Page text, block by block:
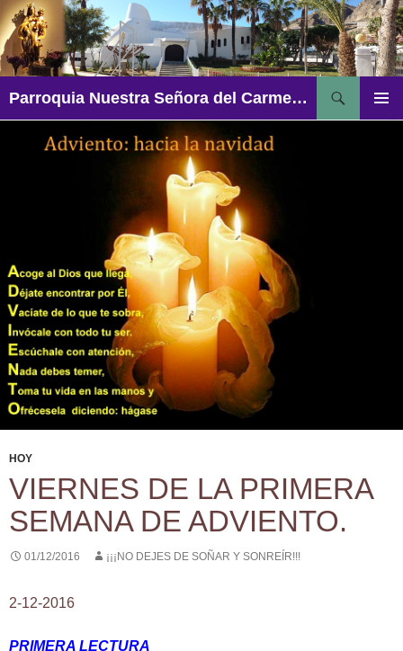
Saltar
al
contenido
Parroquia Nuestra Señora del Carmen – Aguadulce
HOY
VIERNES DE LA PRIMERA
SEMANA DE ADVIENTO.
01/12/2016 ¡¡¡NO DEJES DE SOÑAR Y SONREÍR!!!
2-12-2016
PRIMERA LECTURA